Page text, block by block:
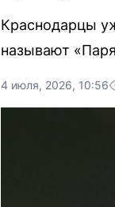
Краснодарцы
называют
4 июля, 2026, 10:56